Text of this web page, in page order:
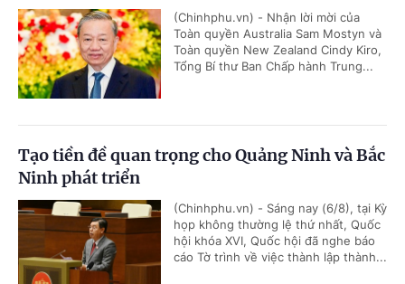
(Chinhphu.vn) - Nhận lời mời của
Toàn quyền Australia Sam Mostyn và
Toàn quyền New Zealand Cindy Kiro,
Tổng Bí thư Ban Chấp hành Trung...
Tạo tiền đề quan trọng cho Quảng Ninh và Bắc
Ninh phát triển
(Chinhphu.vn) - Sáng nay (6/8), tại Kỳ
họp không thường lệ thứ nhất, Quốc
hội khóa XVI, Quốc hội đã nghe báo
cáo Tờ trình về việc thành lập thành...